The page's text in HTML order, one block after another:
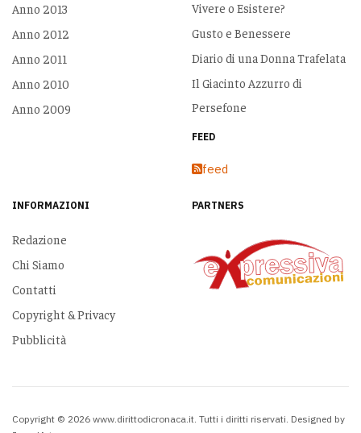
Anno 2013
Anno 2012
Anno 2011
Anno 2010
Anno 2009
Vivere o Esistere?
Gusto e Benessere
Diario di una Donna Trafelata
Il Giacinto Azzurro di
Persefone
FEED
feed
INFORMAZIONI
Redazione
Chi Siamo
Contatti
Copyright & Privacy
Pubblicità
PARTNERS
Copyright © 2026 www.dirittodicronaca.it. Tutti i diritti riservati. Designed by